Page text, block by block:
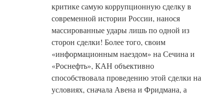
критике самую коррупционную сделку в
современной истории России, нанося
массированные удары лишь по одной из
сторон сделки! Более того, своим
«информационным наездом» на Сечина и
«Роснефть», КАН объективно
способствовала проведению этой сделки на
условиях, сначала Авена и Фридмана, а